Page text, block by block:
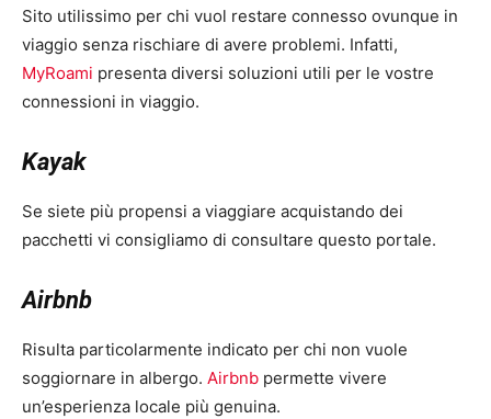
Sito utilissimo per chi vuol restare connesso ovunque in
viaggio senza rischiare di avere problemi. Infatti,
MyRoami presenta diversi soluzioni utili per le vostre
connessioni in viaggio.
Kayak
Se siete più propensi a viaggiare acquistando dei
pacchetti vi consigliamo di consultare questo portale.
Airbnb
Risulta particolarmente indicato per chi non vuole
soggiornare in albergo. Airbnb permette vivere
un’esperienza locale più genuina.